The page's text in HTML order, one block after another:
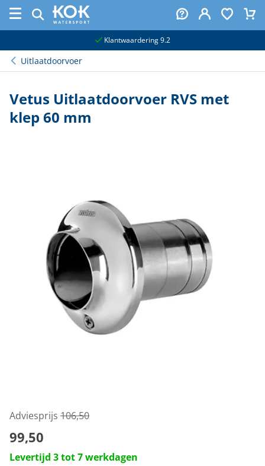
Klantwaardering 9.2
Uitlaatdoorvoer
Vetus Uitlaatdoorvoer RVS met
klep 60 mm
Adviesprijs 106,50
99,50
Levertijd 3 tot 7 werkdagen